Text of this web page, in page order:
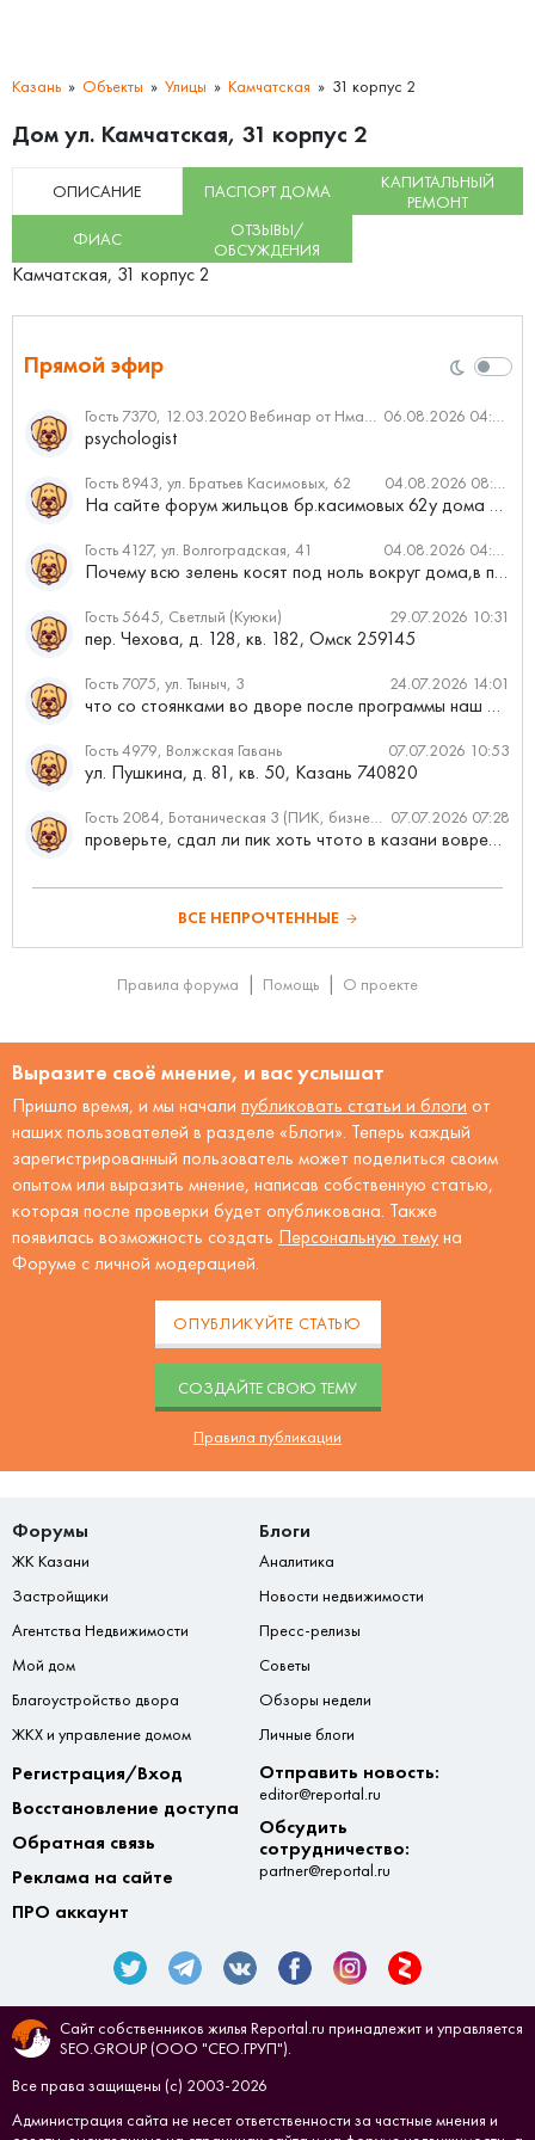
Казань Объекты Улицы Камчатская 31 корпус 2
Дом ул. Камчатская, 31 корпус 2
ОПИСАНИЕ ПАСПОРТ ДОМА
КАПИТАЛЬНЫЙ
РЕМОНТ
ФИАС
ОТЗЫВЫ/
ОБСУЖДЕНИЯ
Камчатская, 31 корпус 2
Прямой эфир
Гость 7370, 12.03.2020 Вебинар от Нмаркет.ПРО: «Актуальное об ипотеке: что нужно знать» 06.08.2026 04:00
psychologist
Гость 8943, ул. Братьев Касимовых, 62 04.08.2026 08:34
На сайте форум жильцов бр.касимовых 62у дома растут красивые...
Гость 4127, ул. Волгоградская, 41 04.08.2026 04:46
Почему всю зелень косят под ноль вокруг дома,в полисадниках....
Гость 5645, Светлый (Куюки) 29.07.2026 10:31
пер. Чехова, д. 128, кв. 182, Омск 259145
Гость 7075, ул. Тыныч, 3 24.07.2026 14:01
что со стоянками во дворе после программы наш двор
Гость 4979, Волжская Гавань 07.07.2026 10:53
ул. Пушкина, д. 81, кв. 50, Казань 740820
Гость 2084, Ботаническая 3 (ПИК, бизнес-класс) 07.07.2026 07:28
проверьте, сдал ли пик хоть чтото в казани вовремя?
ВСЕ НЕПРОЧТЕННЫЕ
Правила форума Помощь О проекте
Выразите своё мнение, и вас услышат
Пришло время, и мы начали публиковать статьи и блоги от
наших пользователей в разделе «Блоги». Теперь каждый
зарегистрированный пользователь может поделиться своим
опытом или выразить мнение, написав собственную статью,
которая после проверки будет опубликована. Также
появилась возможность создать Персональную тему на
Форуме с личной модерацией.
ОПУБЛИКУЙТЕ СТАТЬЮ
CОЗДАЙТЕ СВОЮ ТЕМУ
Правила публикации
Форумы
ЖК Казани
Застройщики
Агентства Недвижимости
Мой дом
Благоустройство двора
ЖКХ и управление домом
Блоги
Аналитика
Новости недвижимости
Пресс-релизы
Советы
Обзоры недели
Личные блоги
Регистрация/Вход
Восстановление доступа
Обратная связь
Реклама на сайте
ПРО аккаунт
Отправить новость:
editor@reportal.ru
Обсудить
сотрудничество:
partner@reportal.ru
Сайт собственников жилья Reportal.ru принадлежит и управляется
SEO.GROUP (ООО "СЕО.ГРУП").
Все права защищены (с) 2003-2026
Администрация сайта не несет ответственности за частные мнения и